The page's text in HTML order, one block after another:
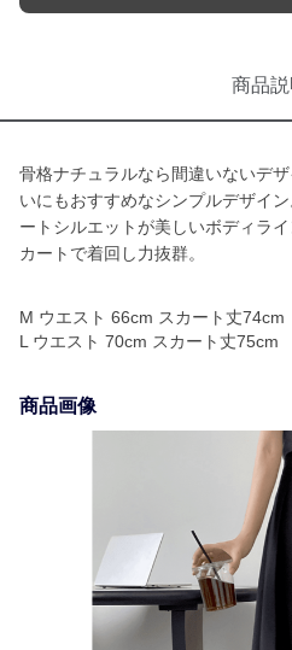
商品説
骨格ナチュラルなら間違いないデ
いにもおすすめなシンプルデザイ
ートシルエットが美しいボディラ
カートで着回し力抜群。
M ウエスト 66cm スカート丈74cm
L ウエスト 70cm スカート丈75cm
商品画像